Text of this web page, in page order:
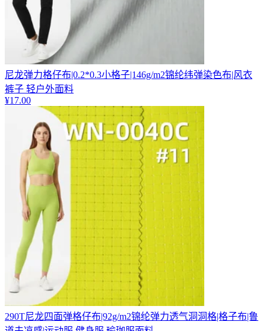
尼龙弹力格仔布|0.2*0.3小格子|146g/m2锦纶纬弹染色布|风衣
裤子 轻户外面料
¥17.00
290T尼龙四面弹格仔布|92g/m2锦纶弹力透气洞洞格|格子布|鲁